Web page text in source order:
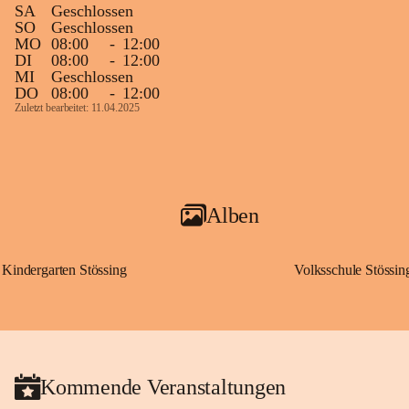
SA
Geschlossen
SO
Geschlossen
MO 08:00 - 12:00
DI
08:00 - 12:00
MI
Geschlossen
DO
08:00 - 12:00
Zuletzt bearbeitet: 11.04.2025
Alben
Kindergarten Stössing Volksschule
Kommende Veranstaltungen